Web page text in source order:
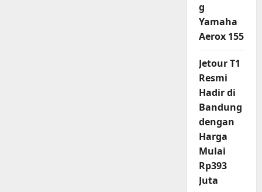
g
Yamaha
Aerox 155
Jetour T1
Resmi
Hadir di
Bandung
dengan
Harga
Mulai
Rp393
Juta